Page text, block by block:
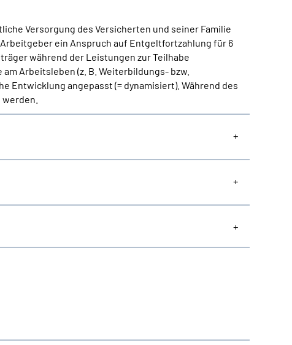
Versorgung des Versicherten und seiner Familie
ein Anspruch auf Entgeltfortzahlung für 6
während der Leistungen zur Teilhabe
Arbeitsleben (z. B. Weiterbildungs- bzw.
Entwicklung angepasst (= dynamisiert). Während des